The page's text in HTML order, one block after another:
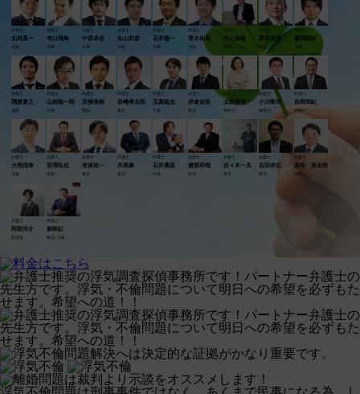
弁護士
北村真一
大阪
弁護士
寺口飛鳥
沖縄
弁護士
中原卓也
弁護士
丸山和彦
大阪
弁護士
石井龍一
弁護士
青木佑馬
大阪
片山栄範 黒田充宏
大阪
藤岡朗以
大阪
弁護士
飛渡貴之
滋賀
弁護士
山根聡一郎
弁護士
安積孝師
愛知
弁護士
岩﨑孝太郎
弁護士
玉真聡志
千葉
弁護士
伊倉吉宣 太田香清
神奈川
弁護士
小川敦司
神奈川
弁護士
吉岡和紀
神奈川
弁護士
大西信幸
大阪
弁護士
宮澤拓也
長野
弁護士
有賀祐一
弁護士
呉裕麻
香川
弁護士
石井康晶
千葉
弁護士
渡部和哉
弁護士
佐々木一夫
弁護士
吉田伸広
弁護士
若松 辰太郎
弁護士
阿部洋介
北海道
弁護士
都裕記
東京 | 大阪